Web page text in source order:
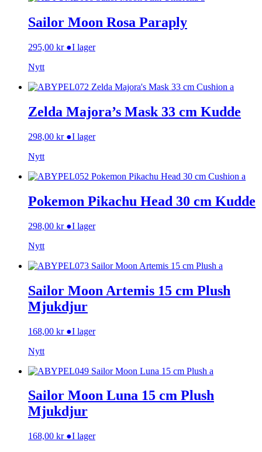
Sailor Moon Rosa Paraply
295,00 kr ●I lager
Nytt
Zelda Majora’s Mask 33 cm Kudde
298,00 kr ●I lager
Nytt
Pokemon Pikachu Head 30 cm Kudde
298,00 kr ●I lager
Nytt
Sailor Moon Artemis 15 cm Plush
Mjukdjur
168,00 kr ●I lager
Nytt
Sailor Moon Luna 15 cm Plush
Mjukdjur
168,00 kr ●I lager